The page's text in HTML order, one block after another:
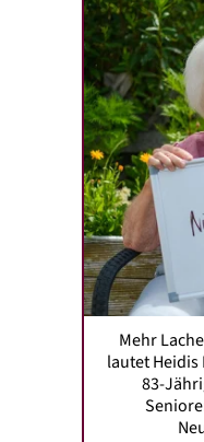
Mehr Lachen,
die Jüngeren.
Seniorenwohnpark
wichtig, mit anderen
haben und
auseinander zu
besten Fall, über
Mehr
lautet Heidis
83-